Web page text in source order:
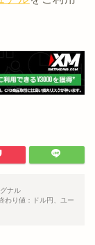
ナル
り値：ドル円、ユー